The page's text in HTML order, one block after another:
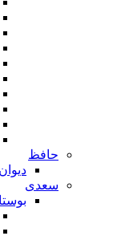
حافظ
سعدی